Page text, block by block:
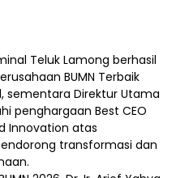
Teluk Lamong berhasil
BUMN Terbaik
sementara Direktur Utama
penghargaan Best CEO
Innovation atas
transformasi dan